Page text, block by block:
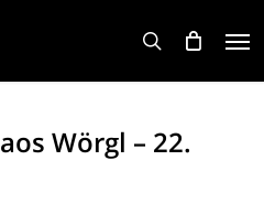
search
Wörgl – 22.